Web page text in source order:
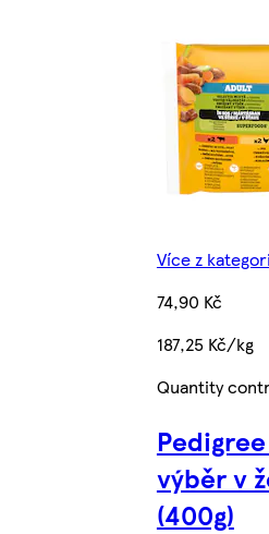
Více z
74,90 Kč
187,25 Kč/kg
Quantity
výběr v
(400g)